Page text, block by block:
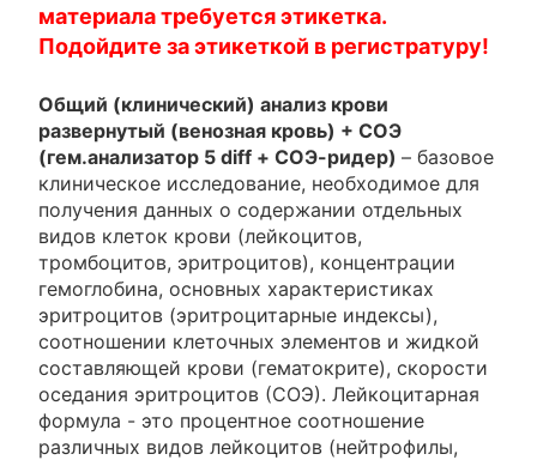
материала требуется этикетка.
Подойдите за этикеткой в регистратуру!
Общий (клинический) анализ крови
развернутый (венозная кровь) + СОЭ
(гем.анализатор 5 diff + СОЭ-ридер)– базовое
клиническое исследование, необходимое для
получения данных о содержании отдельных
видов клеток крови (лейкоцитов,
тромбоцитов, эритроцитов), концентрации
гемоглобина, основных характеристиках
эритроцитов (эритроцитарные индексы),
соотношении клеточных элементов и жидкой
составляющей крови (гематокрите), скорости
оседания эритроцитов (СОЭ). Лейкоцитарная
формула - это процентное соотношение
различных видов лейкоцитов (нейтрофилы,